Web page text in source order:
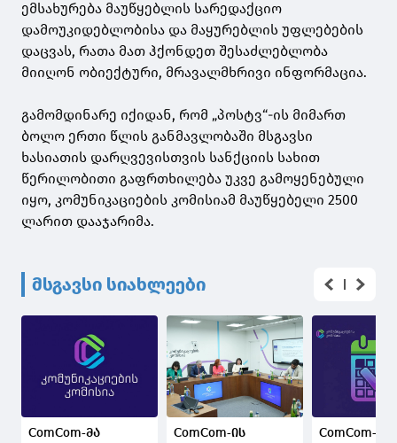
ემსახურება მაუწყებლის სარედაქციო
დამოუკიდებლობისა და მაყურებლის უფლებების
დაცვას, რათა მათ ჰქონდეთ შესაძლებლობა
მიიღონ ობიექტური, მრავალმხრივი ინფორმაცია.
გამომდინარე იქიდან, რომ „პოსტვ“-ის მიმართ
ბოლო ერთი წლის განმავლობაში მსგავსი
ხასიათის დარღვევისთვის სანქციის სახით
წერილობითი გაფრთხილება უკვე გამოყენებული
იყო, კომუნიკაციების კომისიამ მაუწყებელი 2500
ლარით დააჯარიმა.
მსგავსი სიახლეები
ComCom-მა
ComCom-ის
ComCom-მა